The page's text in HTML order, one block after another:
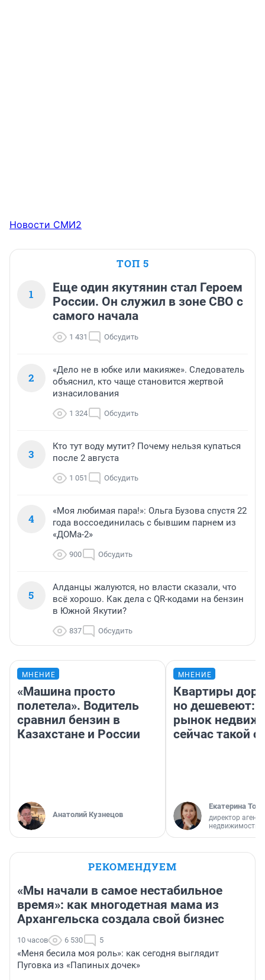
Новости СМИ2
ТОП 5
1
Еще один якутянин стал Героем
России. Он служил в зоне СВО с
самого начала
1 431 Обсудить
2
«Дело не в юбке или макияже». Следователь
объяснил, кто чаще становится жертвой
изнасилования
1 324 Обсудить
3
Кто тут воду мутит? Почему нельзя купаться
после 2 августа
1 051 Обсудить
4
«Моя любимая пара!»: Ольга Бузова спустя 22
года воссоединилась с бывшим парнем из
«ДОМа-2»
900 Обсудить
5
Алданцы жалуются, но власти сказали, что
всё хорошо. Как дела с QR-кодами на бензин
в Южной Якутии?
837 Обсудить
МНЕНИЕ
«Машина просто
полетела». Водитель
сравнил бензин в
Казахстане и России
Анатолий Кузнецов
МНЕНИЕ
Квартиры
но дешевеют:
рынок
сейчас такой
Екатерина
директор
недвижимости
РЕКОМЕНДУЕМ
«Мы начали в самое нестабильное
время»: как многодетная мама из
Архангельска создала свой бизнес
10 часов 6 530 5
«Меня бесила моя роль»: как сегодня выглядит
Пуговка из «Папиных дочек»